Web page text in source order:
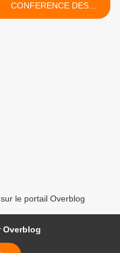
CONFERENCE DES
PRESIDENTS
le portail Overblog
Overblog